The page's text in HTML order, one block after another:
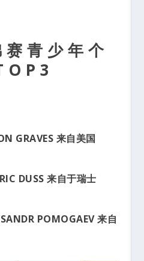
青少年个
GRAVES 来自美国
DUSS 来自于瑞士
POMOGAEV 来自